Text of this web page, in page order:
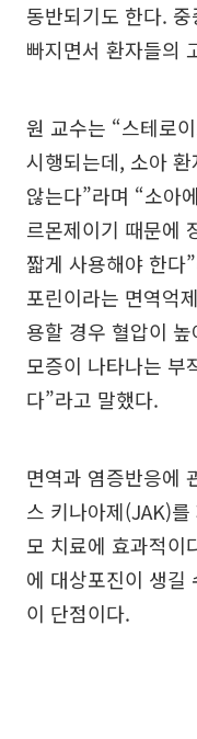
동반되기도 한다.
빠지면서 환자들의
원 교수는 “스테로
시행되는데, 소아
않는다”라며 “소아
르몬제이기 때문에
짧게 사용해야 한다
포린이라는 면역억
용할 경우 혈압이
모증이 나타나는 부
다”라고 말했다.
면역과 염증반응에
스 키나아제(JAK)
모 치료에 효과적이
에 대상포진이 생길
이 단점이다.